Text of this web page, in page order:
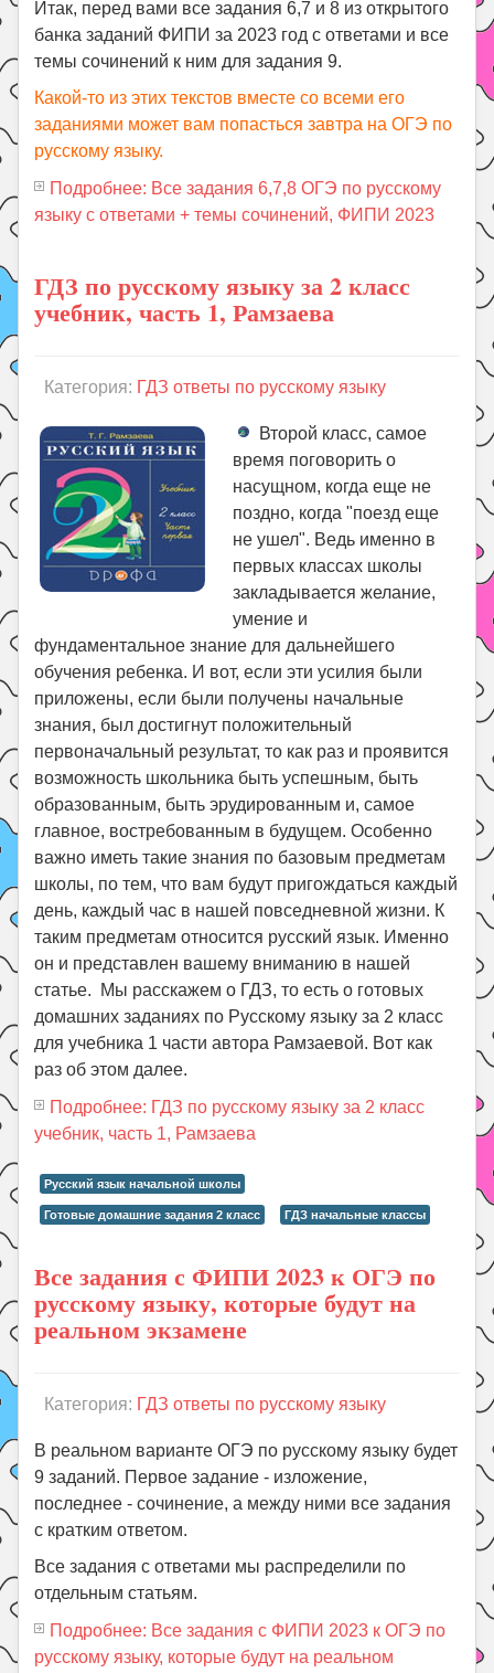
Итак, перед вами все задания 6,7 и 8 из открытого
банка заданий ФИПИ за 2023 год с ответами и все
темы сочинений к ним для задания 9.
Какой-то из этих текстов вместе со всеми его
заданиями может вам попасться завтра на ОГЭ по
русскому языку.
Подробнее: Все задания 6,7,8 ОГЭ по русскому
языку с ответами + темы сочинений, ФИПИ 2023
ГДЗ по русскому языку за 2 класс
учебник, часть 1, Рамзаева
Категория: ГДЗ ответы по русскому языку
Второй класс, самое
время поговорить о
насущном, когда еще не
поздно, когда "поезд еще
не ушел". Ведь именно в
первых классах школы
закладывается желание,
умение и
фундаментальное знание для дальнейшего
обучения ребенка. И вот, если эти усилия были
приложены, если были получены начальные
знания, был достигнут положительный
первоначальный результат, то как раз и проявится
возможность школьника быть успешным, быть
образованным, быть эрудированным и, самое
главное, востребованным в будущем. Особенно
важно иметь такие знания по базовым предметам
школы, по тем, что вам будут пригождаться каждый
день, каждый час в нашей повседневной жизни. К
таким предметам относится русский язык. Именно
он и представлен вашему вниманию в нашей
статье. Мы расскажем о ГДЗ, то есть о готовых
домашних заданиях по Русскому языку за 2 класс
для учебника 1 части автора Рамзаевой. Вот как
раз об этом далее.
Подробнее: ГДЗ по русскому языку за 2 класс
учебник, часть 1, Рамзаева
Русский язык начальной школы
Готовые домашние задания 2 класс ГДЗ начальные классы
Все задания с ФИПИ 2023 к ОГЭ по
русскому языку, которые будут на
реальном экзамене
Категория: ГДЗ ответы по русскому языку
В реальном варианте ОГЭ по русскому языку будет
9 заданий. Первое задание - изложение,
последнее - сочинение, а между ними все задания
с кратким ответом.
Все задания с ответами мы распределили по
отдельным статьям.
Подробнее: Все задания с ФИПИ 2023 к ОГЭ по
русскому языку, которые будут на реальном